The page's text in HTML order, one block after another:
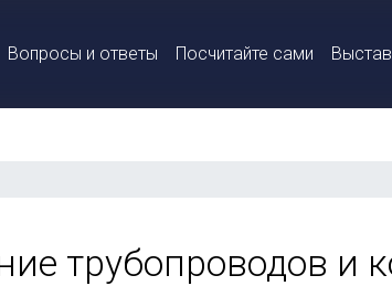
Вопросы и ответы Посчитайте сами
трубопроводов и